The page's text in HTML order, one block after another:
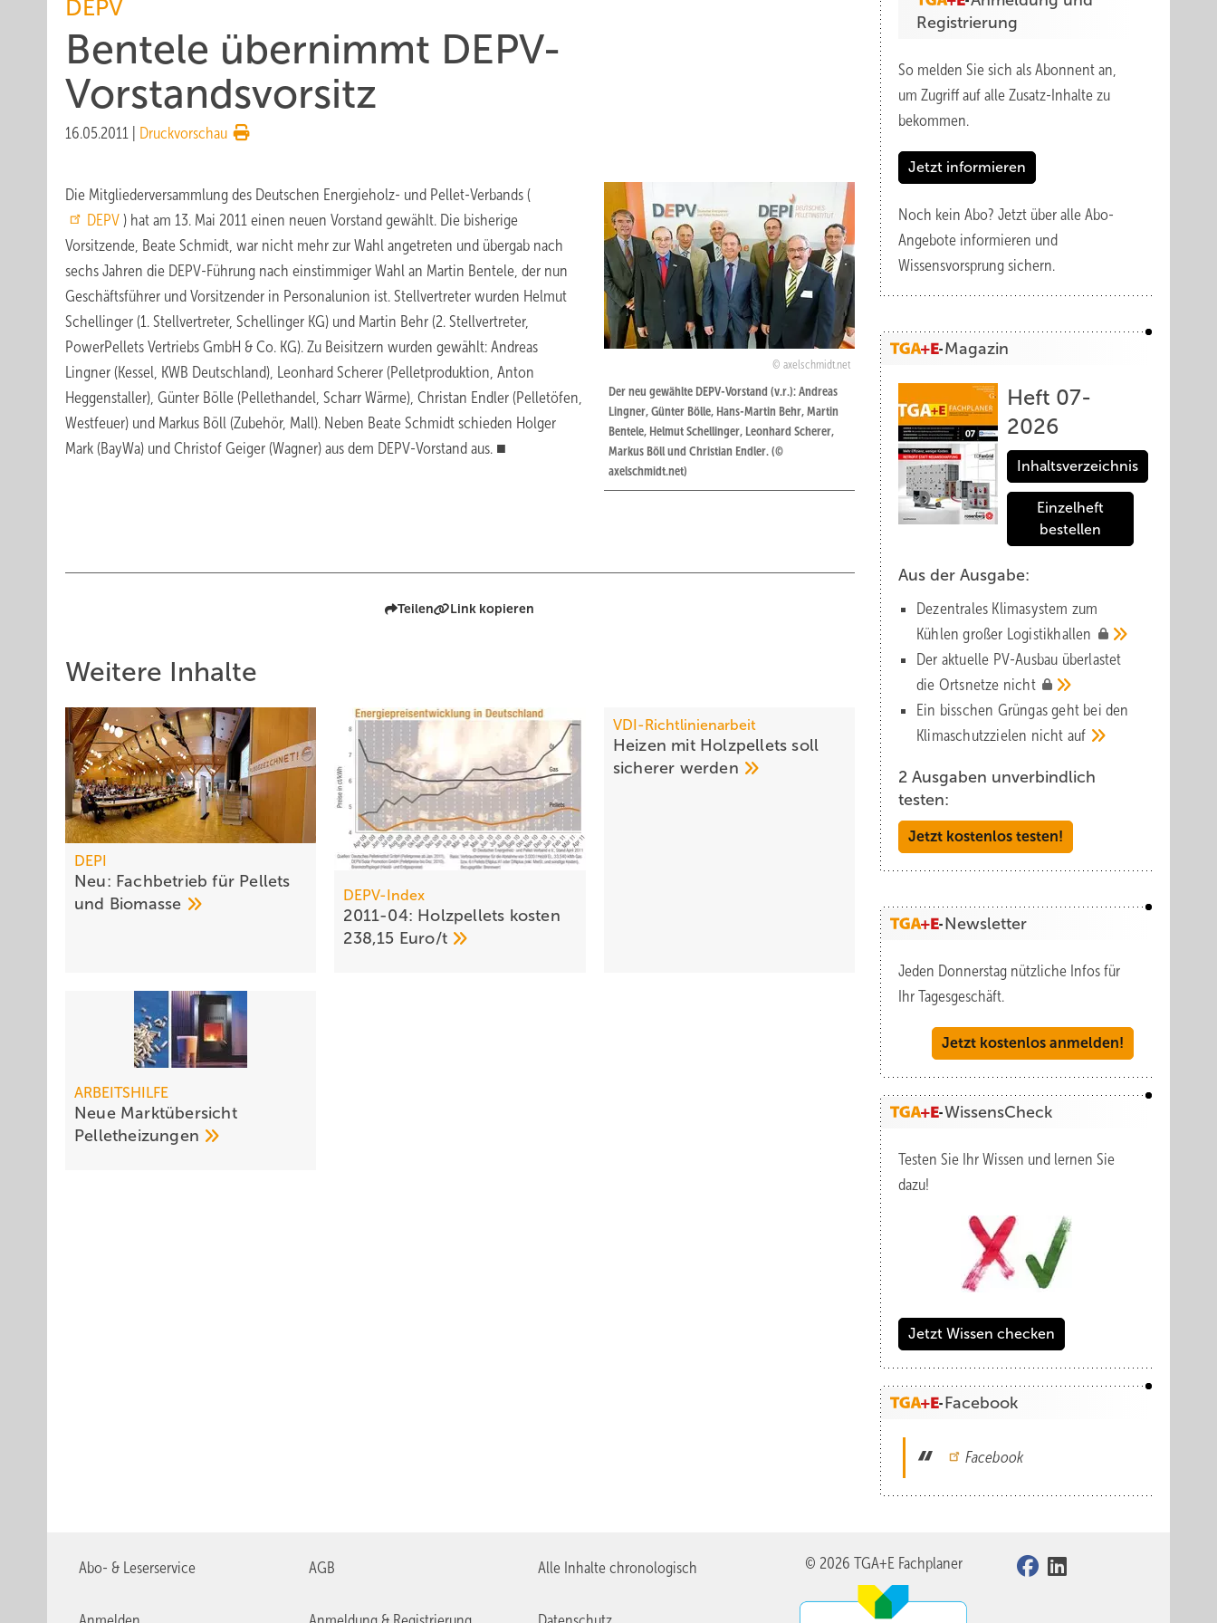
DEPV
Bentele übernimmt DEPV-
Vorstandsvorsitz
16.05.2011 Druckvorschau
axelschmidt.net
Der neu gewählte DEPV-Vorstand (v.r.): Andreas
Lingner, Günter Bölle, Hans-Martin Behr, Martin
Bentele, Helmut Schellinger, Leonhard Scherer,
Markus Böll und Christian Endler. (©
axelschmidt.net)
Die Mitgliederversammlung des Deutschen Energieholz- und Pellet-Verbands (
DEPV ) hat am 13. Mai 2011 einen neuen Vorstand gewählt. Die bisherige
Vorsitzende, Beate Schmidt, war nicht mehr zur Wahl angetreten und übergab nach
sechs Jahren die DEPV-Führung nach einstimmiger Wahl an Martin Bentele, der nun
Geschäftsführer und Vorsitzender in Personalunion ist. Stellvertreter wurden Helmut
Schellinger (1. Stellvertreter, Schellinger KG) und Martin Behr (2. Stellvertreter,
PowerPellets Vertriebs GmbH & Co. KG). Zu Beisitzern wurden gewählt: Andreas
Lingner (Kessel, KWB Deutschland), Leonhard Scherer (Pelletproduktion, Anton
Heggenstaller), Günter Bölle (Pellethandel, Scharr Wärme), Christan Endler (Pelletöfen,
Westfeuer) und Markus Böll (Zubehör, Mall). Neben Beate Schmidt schieden Holger
Mark (BayWa) und Christof Geiger (Wagner) aus dem DEPV-Vorstand aus. ■
Teilen Link kopieren
Weitere Inhalte
DEPI
Neu: Fachbetrieb für Pellets
und Biomasse DEPV-Index
2011-04: Holzpellets kosten
238,15 Euro/t
VDI-Richtlinienarbeit
Heizen mit Holzpellets soll
sicherer werden
ARBEITSHILFE
Neue Marktübersicht
Pelletheizungen
Registrierung
So melden Sie sich als Abonnent an,
um Zugriff auf alle Zusatz-Inhalte zu
bekommen.
Jetzt informieren
Noch kein Abo? Jetzt über alle Abo-
Angebote informieren und
Wissensvorsprung sichern.
Magazin
Heft 07-
2026
Inhaltsverzeichnis
Einzelheft
bestellen
Aus der Ausgabe:
Dezentrales Klimasystem zum
Kühlen großer Logistik­hallen
Der aktuelle PV-Ausbau über­lastet
die Orts­netze nicht
Ein bisschen Grüngas geht bei den
Klima­schutz­zielen nicht auf
2 Ausgaben unverbindlich
testen:
Jetzt kostenlos testen!
Newsletter
Jeden Donnerstag nützliche Infos für
Ihr Tagesgeschäft.
Jetzt kostenlos anmelden!
WissensCheck
Testen Sie Ihr Wissen und lernen Sie
dazu!
Jetzt Wissen checken
Facebook
Facebook
Abo- & Leserservice AGB Alle Inhalte chronologisch © 2026 TGA+E Fachplaner